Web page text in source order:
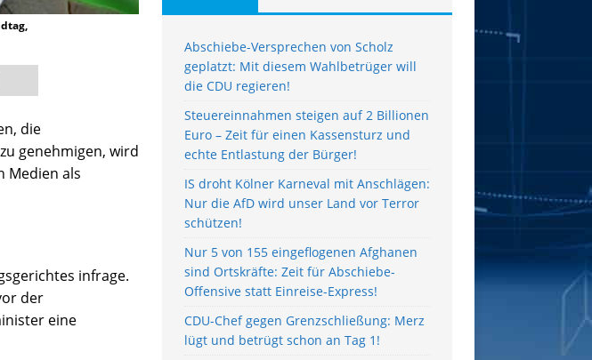
die
genehmigen, wird
Medien als
infrage.
der
eine
Abschiebe-Versprechen von Scholz
geplatzt: Mit diesem Wahlbetrüger will
die CDU regieren!
Steuereinnahmen steigen auf 2 Billionen
Euro – Zeit für einen Kassensturz und
echte Entlastung der Bürger!
IS droht Kölner Karneval mit Anschlägen:
Nur die AfD wird unser Land vor Terror
schützen!
Nur 5 von 155 eingeflogenen Afghanen
sind Ortskräfte: Zeit für Abschiebe-
Offensive statt Einreise-Express!
CDU-Chef gegen Grenzschließung: Merz
lügt und betrügt schon an Tag 1!